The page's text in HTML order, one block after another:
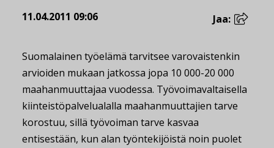
11.04.2011 09:06 Jaa:
Suomalainen työelämä tarvitsee varovaistenkin
arvioiden mukaan jatkossa jopa 10 000-20 000
maahanmuuttajaa vuodessa. Työvoimavaltaisella
kiinteistöpalvelualalla maahanmuuttajien tarve
korostuu, sillä työvoiman tarve kasvaa
entisestään, kun alan työntekijöistä noin puolet